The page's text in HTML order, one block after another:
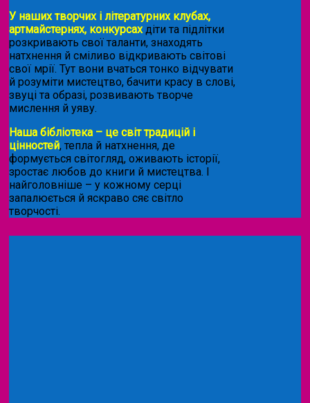
У наших творчих і літературних клубах,
артмайстернях, конкурсахдіти та підлітки
розкривають свої таланти, знаходять
натхнення й сміливо відкривають світові
свої мрії. Тут вони вчаться тонко відчувати
й розуміти мистецтво, бачити красу в слові,
звуці та образі, розвивають творче
мислення й уяву.
Наша бібліотека – це світ традицій і
цінностей, тепла й натхнення, де
формується світогляд, оживають історії,
зростає любов до книги й мистецтва. І
найголовніше – у кожному серці
запалюється й яскраво сяє світло
творчості.